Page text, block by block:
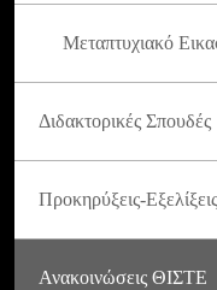
Μεταπτυχιακό
Διδακτορικές Σπουδές
Προκηρύξεις-
Ανακοινώσεις ΘΙΣΤΕ